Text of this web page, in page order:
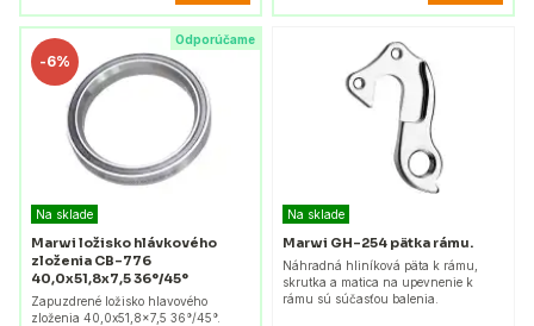
Odporúčame
-6%
Na sklade
Marwi ložisko hlávkového
zloženia CB-776
40,0x51,8x7,5 36°/45°
Zapuzdrené ložisko hlavového
zloženia 40,0x51,8x7,5 36°/45°.
Na sklade
Marwi GH-254 pätka rámu.
Náhradná hliníková päta k rámu,
skrutka a matica na upevnenie k
rámu sú súčasťou balenia.